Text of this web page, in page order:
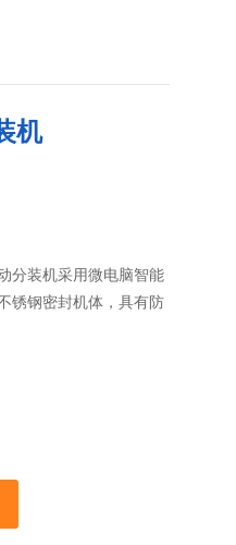
机
分装机采用微电脑智能
锈钢密封机体，具有防